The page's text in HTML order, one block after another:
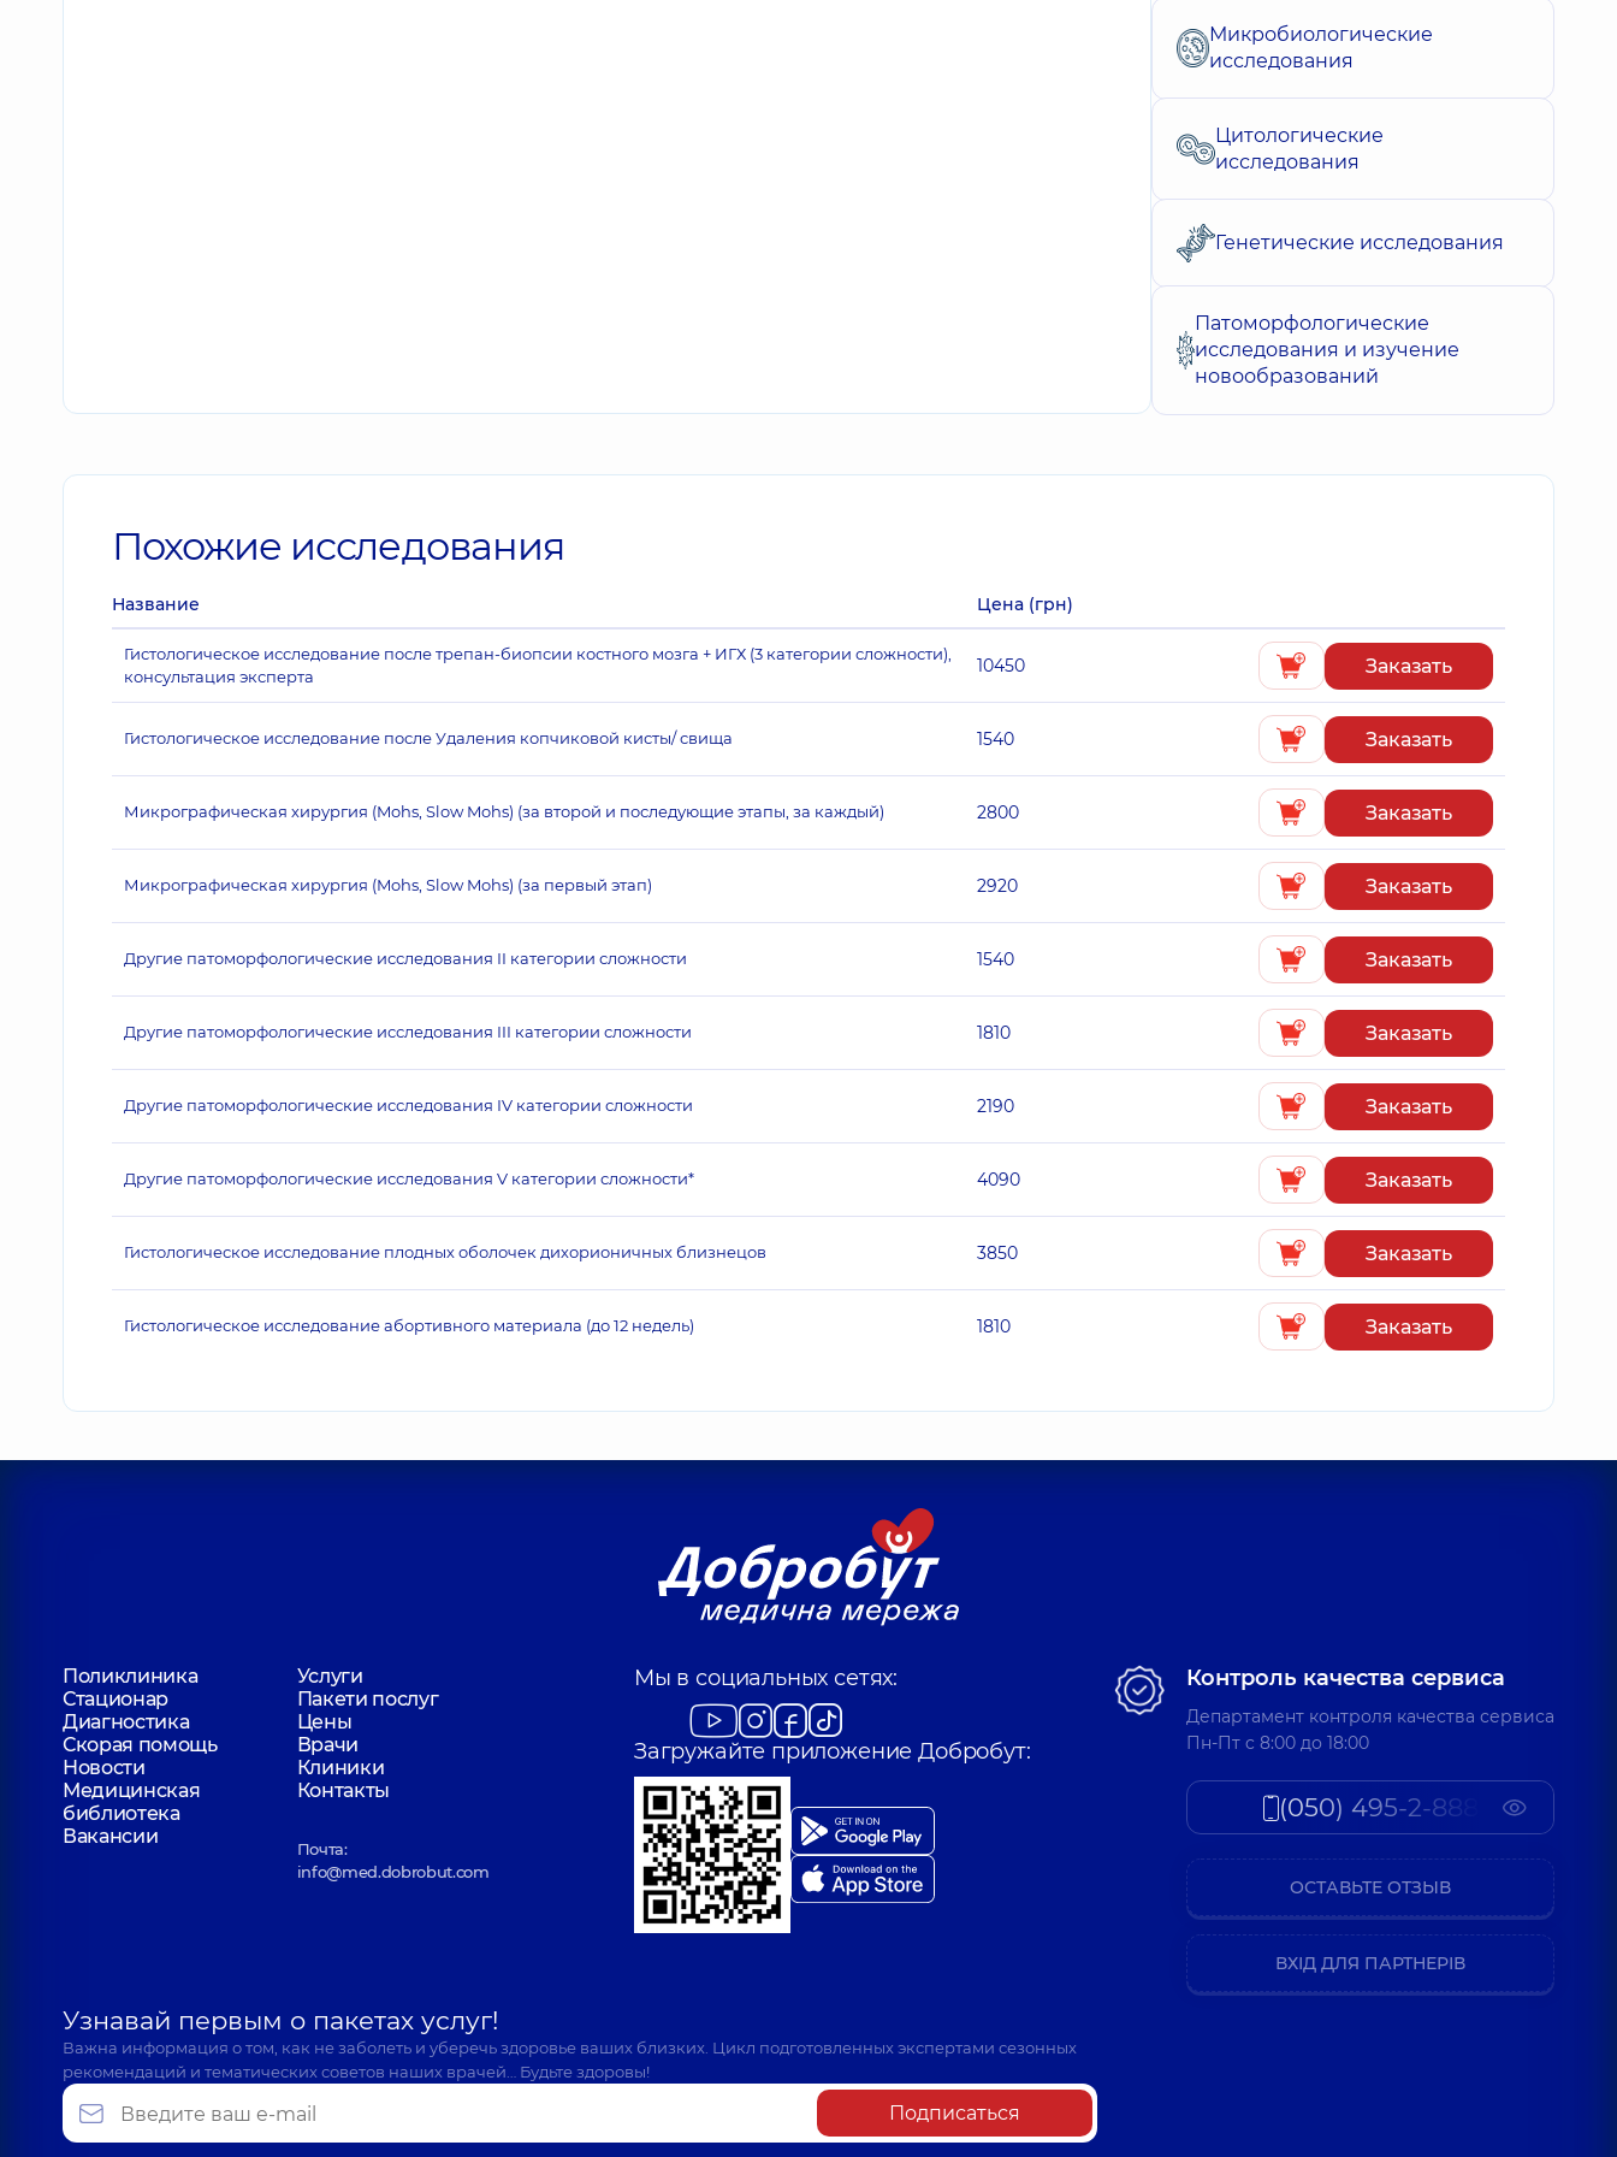
Микробиологические
исследования
Цитологические
исследования
Генетические исследования
Патоморфологические
исследования и изучение
новообразований
Похожие исследования
Название Цена (грн)
Гистологическое исследование после трепан-биопсии костного мозга + ИГХ (3 категории сложности),
консультация эксперта
10450 Заказать
Гистологическое исследование после Удаления копчиковой кисты/ свища 1540 Заказать
Микрографическая хирургия (Mohs, Slow Mohs) (за второй и последующие этапы, за каждый) 2800 Заказать
Микрографическая хирургия (Mohs, Slow Mohs) (за первый этап) 2920 Заказать
Другие патоморфологические исследования II категории сложности 1540 Заказать
Другие патоморфологические исследования III категории сложности 1810 Заказать
Другие патоморфологические исследования IV категории сложности 2190 Заказать
Другие патоморфологические исследования V категории сложности* 4090 Заказать
Гистологическое исследование плодных оболочек дихорионичных близнецов 3850 Заказать
Гистологическое исследование абортивного материала (до 12 недель) 1810 Заказать
Поликлиника
Услуги
Стационар
Пакети послуг
Диагностика
Цены
Скорая помощь
Врачи
Новости
Клиники
Медицинская
библиотека
Контакты
Вакансии
Почта:
info@med.dobrobut.com
Мы в социальных сетях:
Загружайте приложение Добробут:
Узнавай первым о пакетах услуг!
Важна информация о том, как не заболеть и уберечь здоровье ваших близких. Цикл подготовленных экспертами сезонных
рекомендаций и тематических советов наших врачей… Будьте здоровы!
Подписаться
Контроль качества сервиса
Департамент контроля качества сервиса
Пн-Пт c 8:00 до 18:00
(050) 495-2-888
ОСТАВЬТЕ ОТЗЫВ
ВХІД ДЛЯ ПАРТНЕРІВ